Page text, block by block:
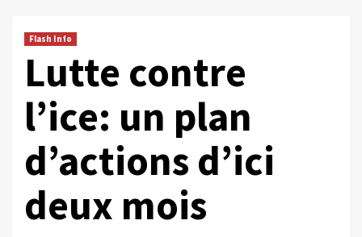
Flash Info
Lutte contre
l’ice: un plan
d’actions d’ici
deux mois